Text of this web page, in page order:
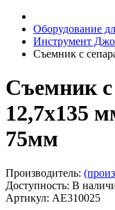
Оборудование
Инструмент
Съемник с
Съемник с
12,7х135
75мм
Производитель:
Доступность: В
Артикул: AE310025